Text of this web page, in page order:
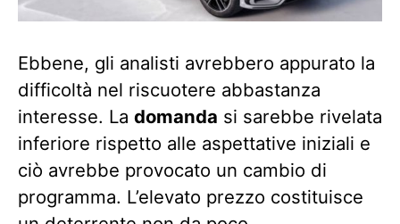
Ebbene, gli analisti avrebbero appurato la
difficoltà nel riscuotere abbastanza
interesse. La domanda si sarebbe rivelata
inferiore rispetto alle aspettative iniziali e
ciò avrebbe provocato un cambio di
programma. L’elevato prezzo costituisce